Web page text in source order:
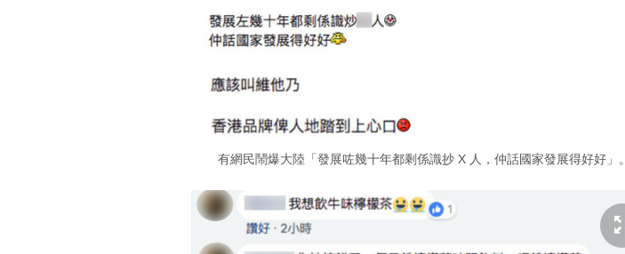
有網民鬧爆大陸「發展咗幾十年都剩係識抄 X 人，仲話國家發展得好好」。